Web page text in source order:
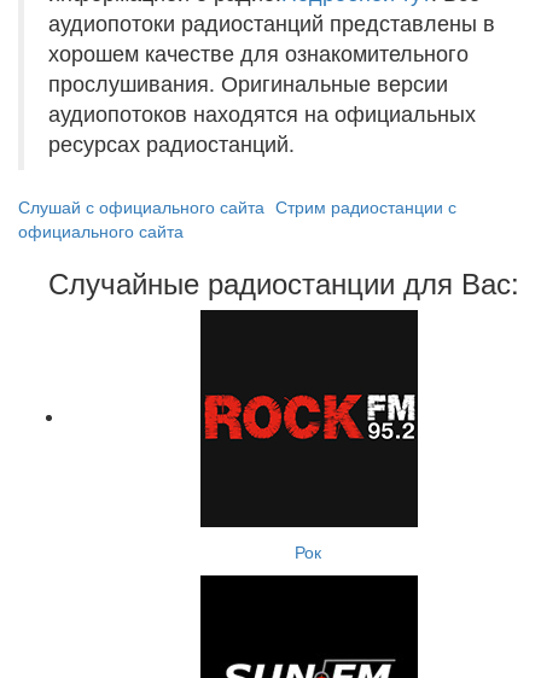
аудиопотоки радиостанций представлены в
хорошем качестве для ознакомительного
прослушивания. Оригинальные версии
аудиопотоков находятся на официальных
ресурсах радиостанций.
Слушай с официального сайта Стрим радиостанции с
официального сайта
Случайные радиостанции для Вас:
Рок